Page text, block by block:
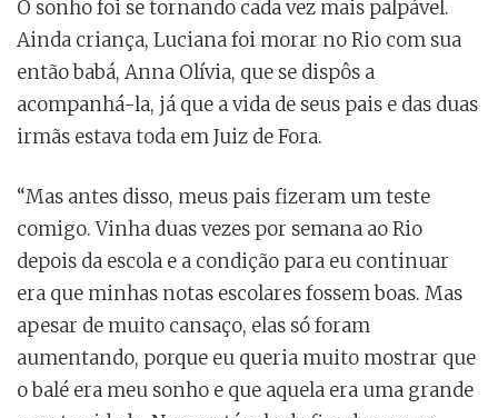
O sonho foi se tornando cada vez mais palpável.
Ainda criança, Luciana foi morar no Rio com sua
então babá, Anna Olívia, que se dispôs a
acompanhá-la, já que a vida de seus pais e das duas
irmãs estava toda em Juiz de Fora.
“Mas antes disso, meus pais fizeram um teste
comigo. Vinha duas vezes por semana ao Rio
depois da escola e a condição para eu continuar
era que minhas notas escolares fossem boas. Mas
apesar de muito cansaço, elas só foram
aumentando, porque eu queria muito mostrar que
o balé era meu sonho e que aquela era uma grande